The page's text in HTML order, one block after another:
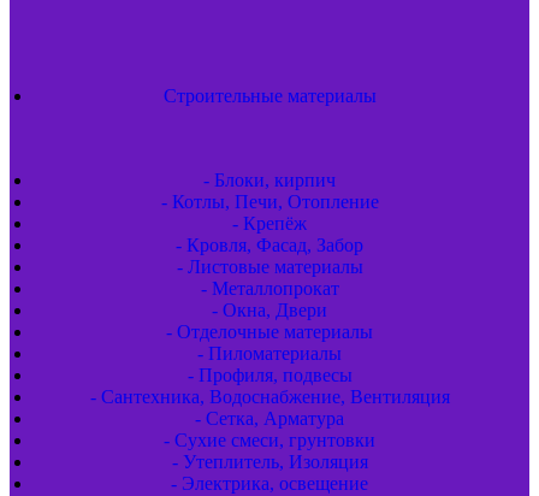
Строительные материалы
- Блоки, кирпич
- Котлы, Печи, Отопление
- Крепёж
- Кровля, Фасад, Забор
- Листовые материалы
- Металлопрокат
- Окна, Двери
- Отделочные материалы
- Пиломатериалы
- Профиля, подвесы
- Сантехника, Водоснабжение, Вентиляция
- Сетка, Арматура
- Сухие смеси, грунтовки
- Утеплитель, Изоляция
- Электрика, освещение